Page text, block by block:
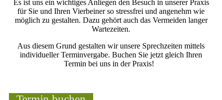
Es ist uns ein wichtiges Anliegen den Besuch in unserer Praxis
für Sie und Ihren Vierbeiner so stressfrei und angenehm wie
möglich zu gestalten. Dazu gehört auch das Vermeiden langer
Wartezeiten.
Aus diesem Grund gestalten wir unsere Sprechzeiten mittels
individueller Terminvergabe. Buchen Sie jetzt gleich Ihren
Termin bei uns in der Praxis!